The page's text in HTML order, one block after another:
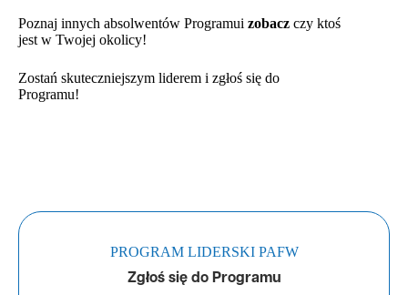
Poznaj innych absolwentów Programui zobacz czy ktoś
jest w Twojej okolicy!
Zostań skuteczniejszym liderem i zgłoś się do
Programu!
PROGRAM LIDERSKI PAFW
Zgłoś się do Programu